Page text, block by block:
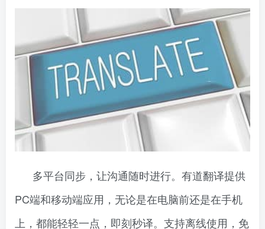
多平台同步，让沟通随时进行。有道翻译提供
PC端和移动端应用，无论是在电脑前还是在手机
上，都能轻轻一点，即刻秒译。支持离线使用，免